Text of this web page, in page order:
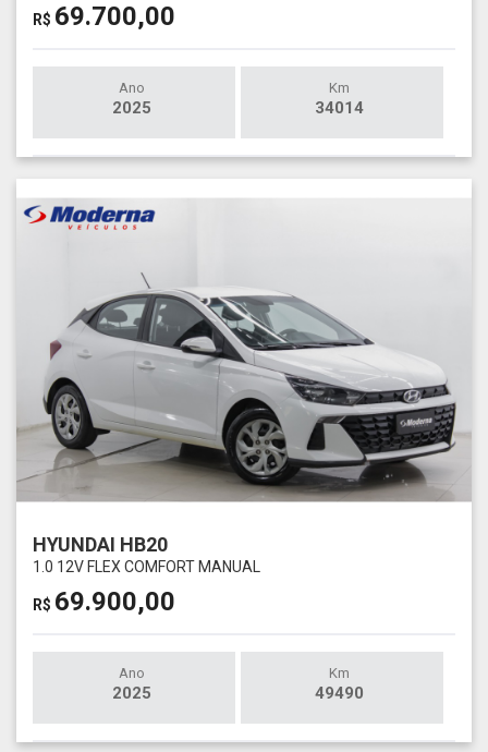
R$ 69.700,00
Ano
2025
Km
34014
HYUNDAI HB20
1.0 12V FLEX COMFORT MANUAL
R$ 69.900,00
Ano
2025
Km
49490